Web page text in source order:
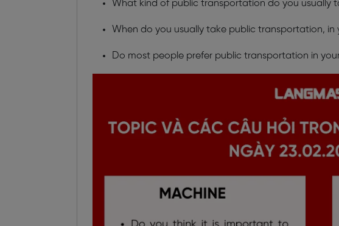
What kind of public transportation do you usually
When do you usually take public transportation, in
Do most people prefer public transportation in